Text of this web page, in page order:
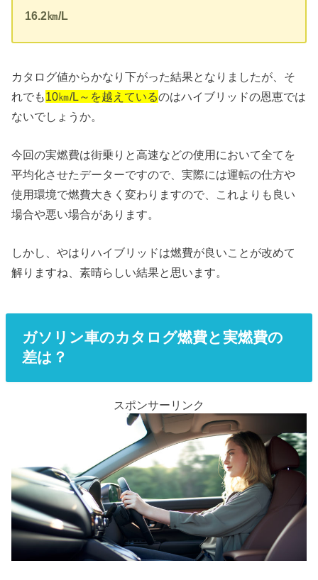
16.2㎞/L
カタログ値からかなり下がった結果となりましたが、そ
れでも10㎞/L～を越えているのはハイブリッドの恩恵では
ないでしょうか。
今回の実燃費は街乗りと高速などの使用において全てを
平均化させたデーターですので、実際には運転の仕方や
使用環境で燃費大きく変わりますので、これよりも良い
場合や悪い場合があります。
しかし、やはりハイブリッドは燃費が良いことが改めて
解りますね、素晴らしい結果と思います。
ガソリン車のカタログ燃費と実燃費の
差は？
スポンサーリンク